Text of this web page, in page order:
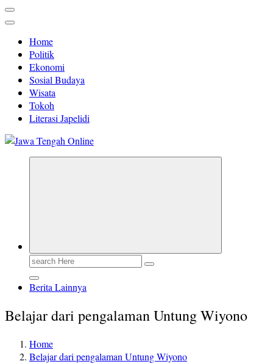
Home
Politik
Ekonomi
Sosial Budaya
Wisata
Tokoh
Literasi Japelidi
Search
Berita Lainnya
Belajar dari pengalaman Untung Wiyono
Home
Belajar dari pengalaman Untung Wiyono